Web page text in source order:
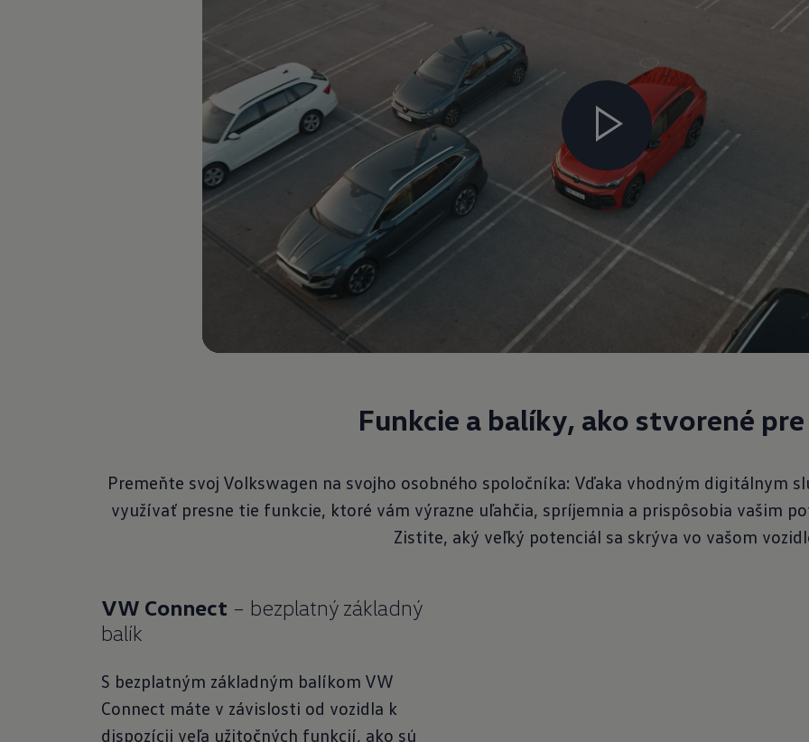
Funkcie a balíky, ako stvorené
Premeňte svoj Volkswagen na svojho osobného spoločníka: Vďaka vhodným digitálnym
využívať presne tie funkcie, ktoré vám výrazne uľahčia, spríjemnia a prispôsobia vašim
Zistite, aký veľký potenciál sa skrýva vo vašom
VW Connect – bezplatný základný
balík
S bezplatným základným balíkom VW
Connect máte v závislosti od vozidla k
dispozícii veľa užitočných funkcií, ako sú